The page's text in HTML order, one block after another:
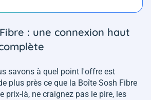
: une connexion haut
savons à quel point l'offre est
plus près ce que la Boîte Sosh Fibre
prix-là, ne craignez pas le pire, les